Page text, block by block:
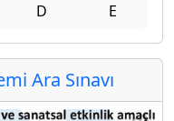
D E
Ara Sınavı